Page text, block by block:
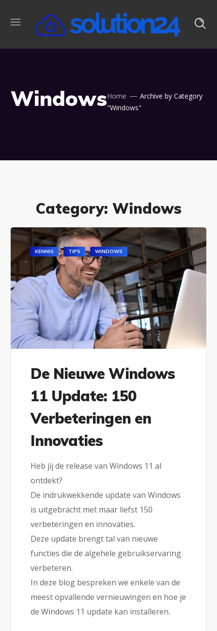
WindowsHome
Archive by Category
"Windows"
Category: Windows
KENNIS TIPS WINDOWS
De Nieuwe Windows
11 Update: 150
Verbeteringen en
Innovaties
Heb jij de release van Windows 11 al
ontdekt?
De indrukwekkende update van Windows
is uitgebracht met maar liefst 150
verbeteringen en innovaties.
Deze update brengt tal van nieuwe
functies die de algehele gebruikservaring
verbeteren.
In deze blog bespreken we enkele van de
meest opvallende vernieuwingen en hoe je
de Windows 11 update kan installeren.